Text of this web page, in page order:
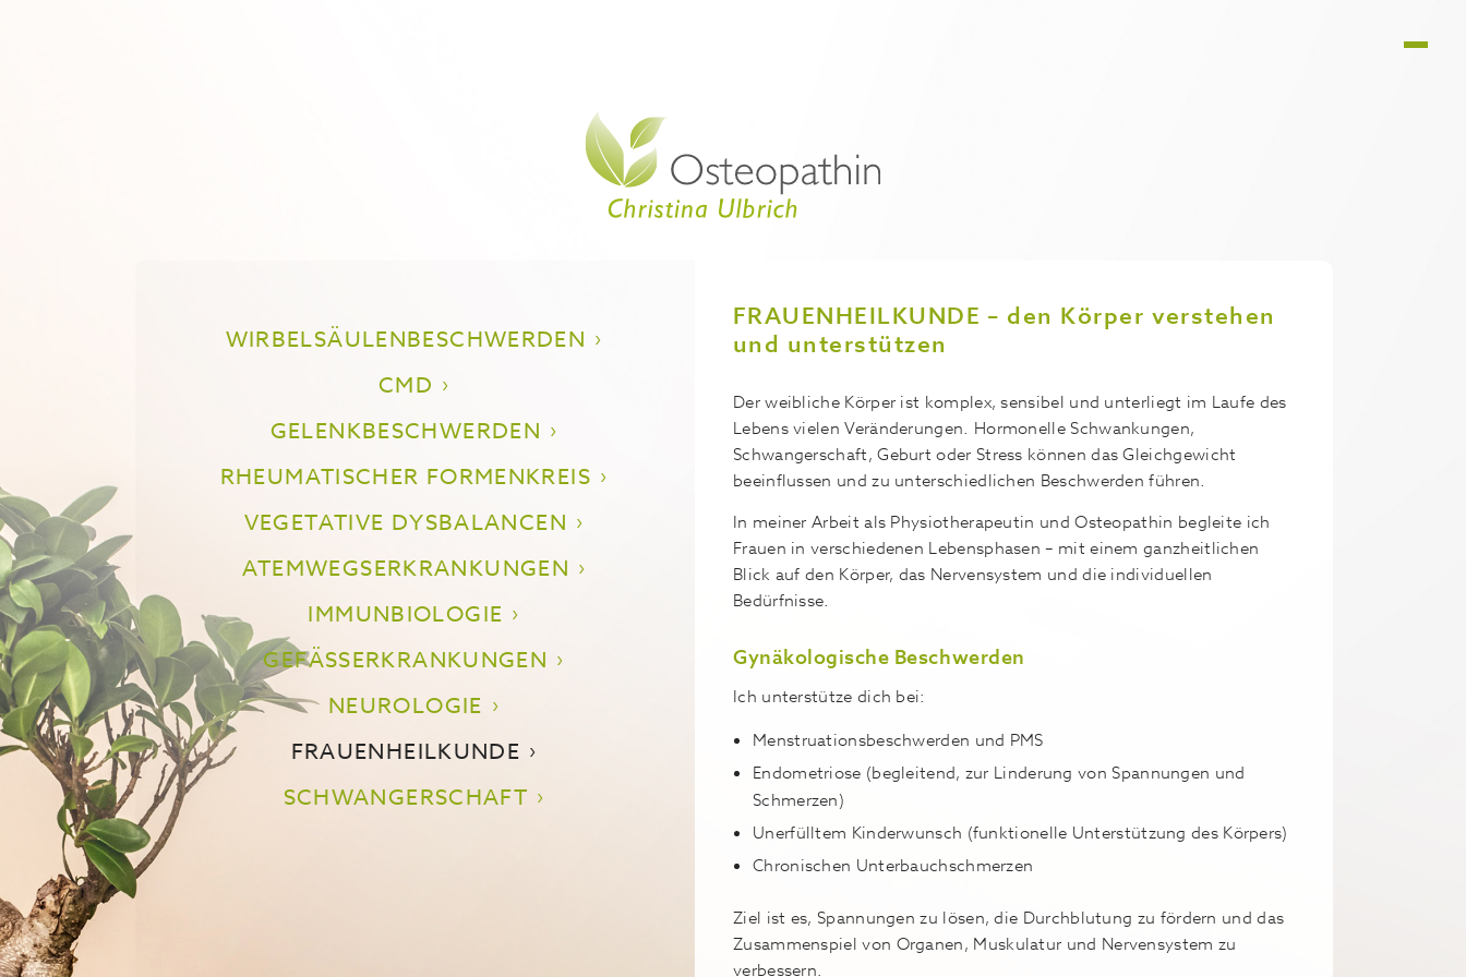
WIRBELSÄULENBESCHWERDEN
CMD
GELENKBESCHWERDEN
RHEUMATISCHER FORMENKREIS
VEGETATIVE DYSBALANCEN
ATEMWEGSERKRANKUNGEN
IMMUNBIOLOGIE
GEFÄSSERKRANKUNGEN
NEUROLOGIE
FRAUENHEILKUNDE
SCHWANGERSCHAFT
FRAUENHEILKUNDE – den Körper verstehen
und unterstützen
Der weibliche Körper ist komplex, sensibel und unterliegt im Laufe des
Lebens vielen Veränderungen. Hormonelle Schwankungen,
Schwangerschaft, Geburt oder Stress können das Gleichgewicht
beeinflussen und zu unterschiedlichen Beschwerden führen.
In meiner Arbeit als Physiotherapeutin und Osteopathin begleite ich
Frauen in verschiedenen Lebensphasen – mit einem ganzheitlichen
Blick auf den Körper, das Nervensystem und die individuellen
Bedürfnisse.
Gynäkologische Beschwerden
Ich unterstütze dich bei:
Menstruationsbeschwerden und PMS
Endometriose (begleitend, zur Linderung von Spannungen und
Schmerzen)
Unerfülltem Kinderwunsch (funktionelle Unterstützung des Körpers)
Chronischen Unterbauchschmerzen
Ziel ist es, Spannungen zu lösen, die Durchblutung zu fördern und das
Zusammenspiel von Organen, Muskulatur und Nervensystem zu
verbessern.